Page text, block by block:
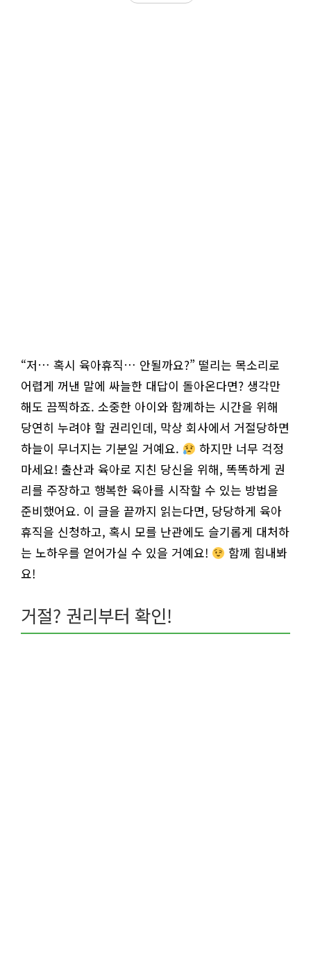
“저… 혹시 육아휴직… 안될까요?” 떨리는 목소리로
어렵게 꺼낸 말에 싸늘한 대답이 돌아온다면? 생각만
해도 끔찍하죠. 소중한 아이와 함께하는 시간을 위해
당연히 누려야 할 권리인데, 막상 회사에서 거절당하면
하늘이 무너지는 기분일 거예요.
하지만 너무 걱정
마세요! 출산과 육아로 지친 당신을 위해, 똑똑하게 권
리를 주장하고 행복한 육아를 시작할 수 있는 방법을
준비했어요. 이 글을 끝까지 읽는다면, 당당하게 육아
휴직을 신청하고, 혹시 모를 난관에도 슬기롭게 대처하
는 노하우를 얻어가실 수 있을 거예요!
함께 힘내봐
요!
거절? 권리부터 확인!